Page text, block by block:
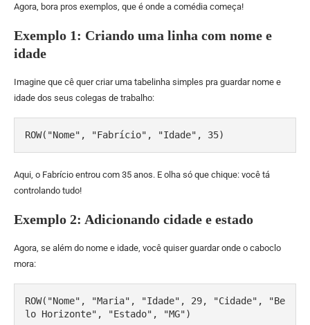
Agora, bora pros exemplos, que é onde a comédia começa!
Exemplo 1: Criando uma linha com nome e
idade
Imagine que cê quer criar uma tabelinha simples pra guardar nome e
idade dos seus colegas de trabalho:
ROW("Nome", "Fabrício", "Idade", 35)
Aqui, o Fabrício entrou com 35 anos. E olha só que chique: você tá
controlando tudo!
Exemplo 2: Adicionando cidade e estado
Agora, se além do nome e idade, você quiser guardar onde o caboclo
mora:
ROW("Nome", "Maria", "Idade", 29, "Cidade", "Be
lo Horizonte", "Estado", "MG")